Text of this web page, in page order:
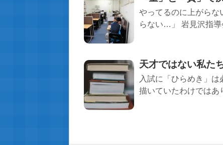
やってるのに上がらな
らない…」 岩見沢指導
天才ではない私た
入試に「ひらめき」
描いていたわけではあ